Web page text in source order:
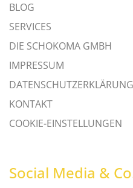
BLOG
SERVICES
DIE SCHOKOMA GMBH
IMPRESSUM
DATENSCHUTZERKLÄRUNG
KONTAKT
COOKIE-EINSTELLUNGEN
Social Media &